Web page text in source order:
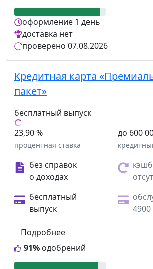
оформление 1 день
доставка нет
проверено 07.08.2026
Кредитная карта
пакет»
бесплатный выпуск
23,90 %
процентная ставка
до 600
без справок
о доходах
бесплатный
выпуск
4900
91% одобрений
Подробнее